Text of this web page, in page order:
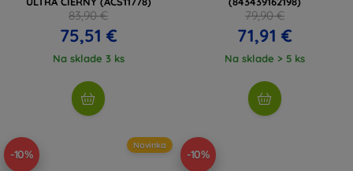
83,90 €
75,51 €
Na sklade 3 ks
79,90 €
71,91 €
Na sklade > 5 ks
-10%
Novinka
-10%